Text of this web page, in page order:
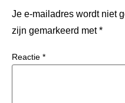
Je e-mailadres wordt niet
zijn gemarkeerd met*
Reactie *